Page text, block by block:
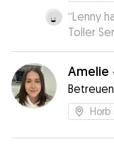
“Lenny
Toller
Gefühl,
werden
Amelie ·